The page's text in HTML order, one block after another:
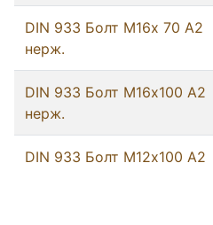
DIN 933 Болт М16х 70 А2
нерж.
DIN 933 Болт М16х100 А2
нерж.
DIN 933 Болт М12х100 А2